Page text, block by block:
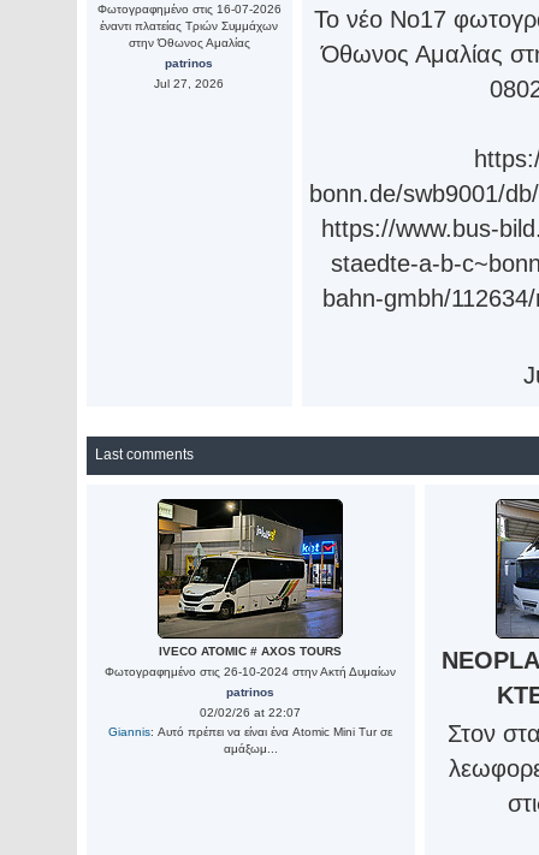
Φωτογραφημένο στις 16-07-2026
έναντι πλατείας Τριών Συμμάχων
στην Όθωνος Αμαλίας
patrinos
Jul 27, 2026
Το νέο Νο17
Όθωνος Αμαλίας
bonn.de/swb9001/
https://www.bus-
staedte-a-b-
bahn-gmbh/
Last comments
IVECO ATOMIC # AXOS TOURS
Φωτογραφημένο στις 26-10-2024 στην Ακτή Δυμαίων
patrinos
02/02/26 at 22:07
Giannis: Αυτό πρέπει να είναι ένα Atomic Mini Tur σε
αμάξωμ...
Στον